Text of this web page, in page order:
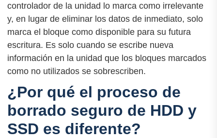
controlador de la unidad lo marca como irrelevante
y, en lugar de eliminar los datos de inmediato, solo
marca el bloque como disponible para su futura
escritura. Es solo cuando se escribe nueva
información en la unidad que los bloques marcados
como no utilizados se sobrescriben.
¿Por qué el proceso de
borrado seguro de HDD y
SSD es diferente?